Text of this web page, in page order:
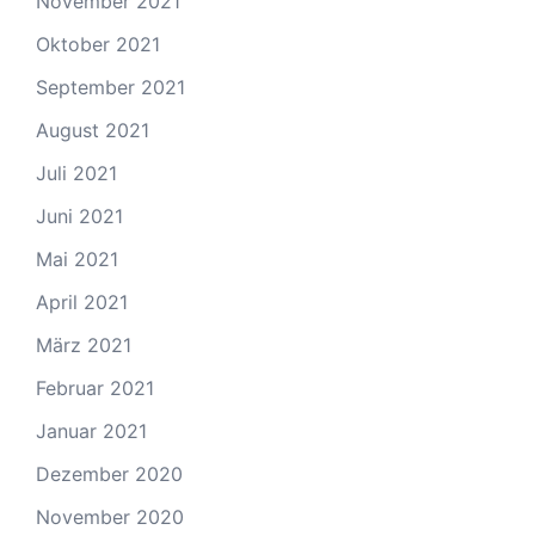
Oktober 2021
September 2021
August 2021
Juli 2021
Juni 2021
Mai 2021
April 2021
März 2021
Februar 2021
Januar 2021
Dezember 2020
November 2020